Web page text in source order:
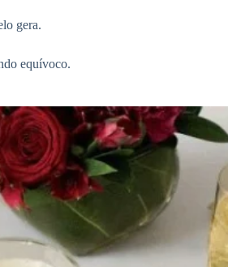
gera.
equívoco.